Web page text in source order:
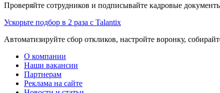
Проверяйте сотрудников и подписывайте кадровые
Ускорьте подбор в 2 раза с Talantix
Автоматизируйте сбор откликов, настройте воронку,
О компании
Наши вакансии
Партнерам
Реклама на сайте